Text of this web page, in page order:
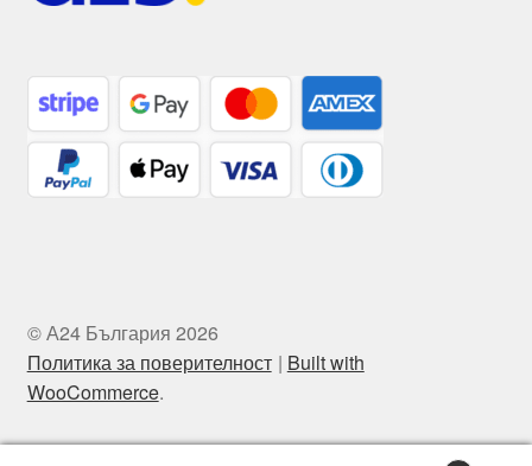
© А24 България 2026
Политика за поверителност
Built with
WooCommerce.